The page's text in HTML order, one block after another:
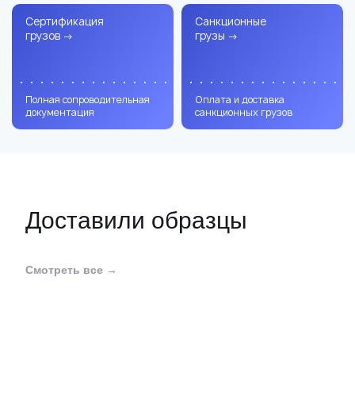
Сертификация
грузов →
Полная сопроводительная
документация
Санкционные
грузы →
Оплата и доставка
санкционных грузов
Доставили образцы
Смотреть все →